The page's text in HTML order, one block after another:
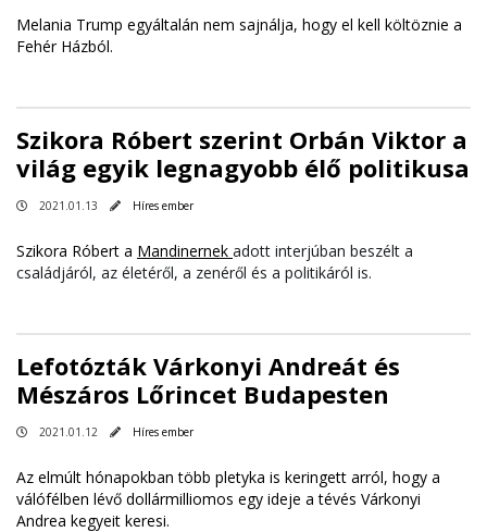
Melania Trump egyáltalán nem sajnálja, hogy el kell költöznie a
Fehér Házból.
Szikora Róbert szerint Orbán Viktor a
világ egyik legnagyobb élő politikusa
2021.01.13 Híres ember
Szikora Róbert a Mandinernek adott interjúban beszélt a
családjáról, az életéről, a zenéről és a politikáról is.
Lefotózták Várkonyi Andreát és
Mészáros Lőrincet Budapesten
2021.01.12 Híres ember
Az elmúlt hónapokban több pletyka is keringett arról, hogy a
válófélben lévő dollármilliomos egy ideje a tévés Várkonyi
Andrea kegyeit keresi.